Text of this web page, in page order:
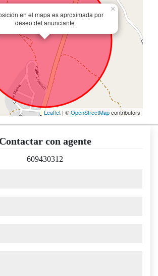
en el mapa es aproximada por
deseo del anunciante
×
Leaflet | ©OpenStreetMapcontributors
Contactar con agente
609430312